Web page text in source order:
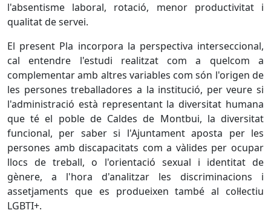
l'absentisme laboral, rotació, menor productivitat i
qualitat de servei.
El present Pla incorpora la perspectiva interseccional,
cal entendre l'estudi realitzat com a quelcom a
complementar amb altres variables com són l'origen de
les persones treballadores a la institució, per veure si
l'administració està representant la diversitat humana
que té el poble de Caldes de Montbui, la diversitat
funcional, per saber si l'Ajuntament aposta per les
persones amb discapacitats com a vàlides per ocupar
llocs de treball, o l'orientació sexual i identitat de
gènere, a l'hora d'analitzar les discriminacions i
assetjaments que es produeixen també al col·lectiu
LGBTI+.